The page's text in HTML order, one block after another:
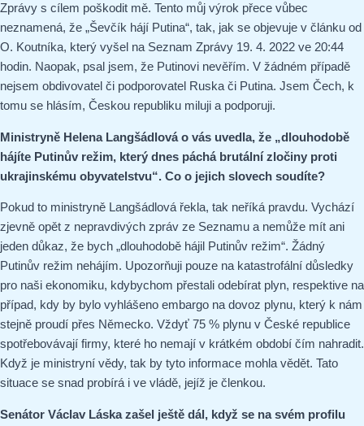
Zprávy s cílem poškodit mě. Tento můj výrok přece vůbec
neznamená, že „Ševčík hájí Putina“, tak, jak se objevuje v článku od
O. Koutníka, který vyšel na Seznam Zprávy 19. 4. 2022 ve 20:44
hodin. Naopak, psal jsem, že Putinovi nevěřím. V žádném případě
nejsem obdivovatel či podporovatel Ruska či Putina. Jsem Čech, k
tomu se hlásím, Českou republiku miluji a podporuji.
Ministryně Helena Langšádlová o vás uvedla, že „dlouhodobě
hájíte Putinův režim, který dnes páchá brutální zločiny proti
ukrajinskému obyvatelstvu“. Co o jejich slovech soudíte?
Pokud to ministryně Langšádlová řekla, tak neříká pravdu. Vychází
zjevně opět z nepravdivých zpráv ze Seznamu a nemůže mít ani
jeden důkaz, že bych „dlouhodobě hájil Putinův režim“. Žádný
Putinův režim nehájím. Upozorňuji pouze na katastrofální důsledky
pro naši ekonomiku, kdybychom přestali odebírat plyn, respektive na
případ, kdy by bylo vyhlášeno embargo na dovoz plynu, který k nám
stejně proudí přes Německo. Vždyť 75 % plynu v České republice
spotřebovávají firmy, které ho nemají v krátkém období čím nahradit.
Když je ministryní vědy, tak by tyto informace mohla vědět. Tato
situace se snad probírá i ve vládě, jejíž je členkou.
Senátor Václav Láska zašel ještě dál, když se na svém profilu